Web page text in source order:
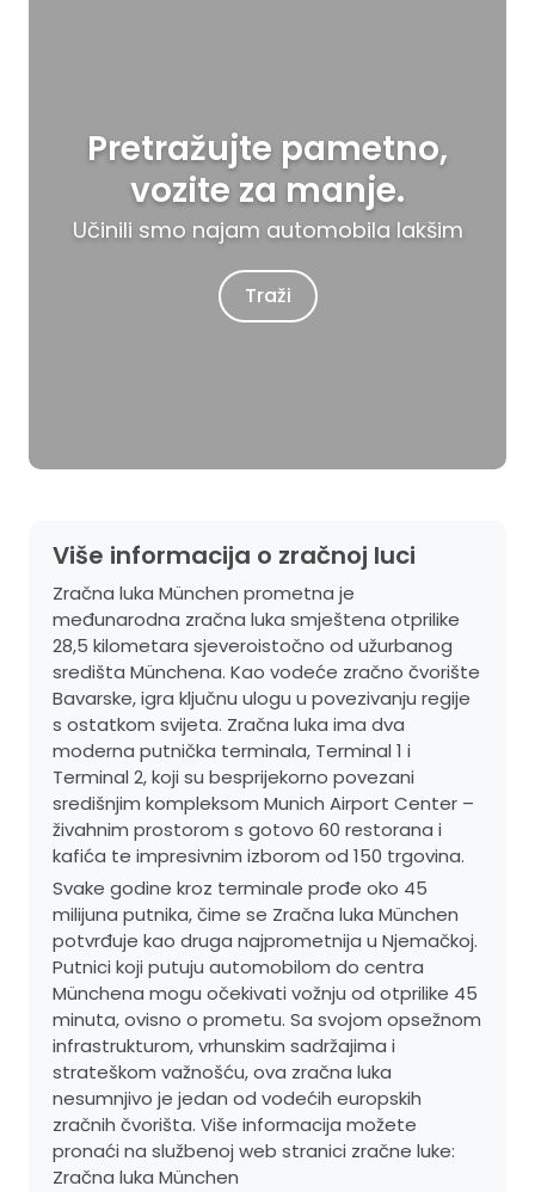
Pretražujte pametno,
vozite za manje.
Učinili smo najam automobila lakšim
Traži
Više informacija o zračnoj luci
Zračna luka München prometna je
međunarodna zračna luka smještena otprilike
28,5 kilometara sjeveroistočno od užurbanog
središta Münchena. Kao vodeće zračno čvorište
Bavarske, igra ključnu ulogu u povezivanju regije
s ostatkom svijeta. Zračna luka ima dva
moderna putnička terminala, Terminal 1 i
Terminal 2, koji su besprijekorno povezani
središnjim kompleksom Munich Airport Center –
živahnim prostorom s gotovo 60 restorana i
kafića te impresivnim izborom od 150 trgovina.
Svake godine kroz terminale prođe oko 45
milijuna putnika, čime se Zračna luka München
potvrđuje kao druga najprometnija u Njemačkoj.
Putnici koji putuju automobilom do centra
Münchena mogu očekivati vožnju od otprilike 45
minuta, ovisno o prometu. Sa svojom opsežnom
infrastrukturom, vrhunskim sadržajima i
strateškom važnošću, ova zračna luka
nesumnjivo je jedan od vodećih europskih
zračnih čvorišta. Više informacija možete
pronaći na službenoj web stranici zračne luke:
Zračna luka München